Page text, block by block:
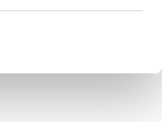
financísubmenu